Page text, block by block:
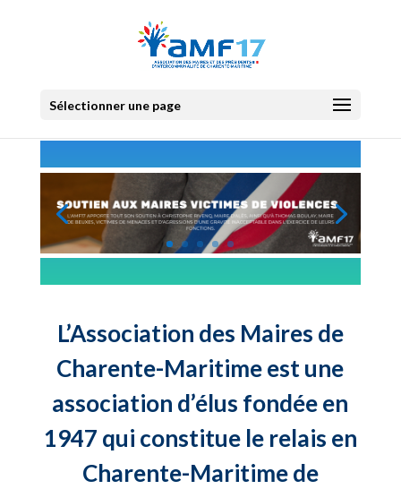
Sélectionner une page
L’Association des Maires de
Charente-Maritime est une
association d’élus fondée en
1947 qui constitue le relais en
Charente-Maritime de